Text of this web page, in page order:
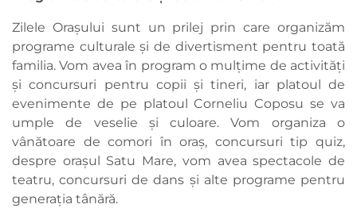
Zilele Orașului sunt un prilej prin care organizăm
programe culturale și de divertisment pentru toată
familia. Vom avea în program o mulțime de activități
și concursuri pentru copii și tineri, iar platoul de
evenimente de pe platoul Corneliu Coposu se va
umple de veselie și culoare. Vom organiza o
vânătoare de comori în oraș, concursuri tip quiz,
despre orașul Satu Mare, vom avea spectacole de
teatru, concursuri de dans și alte programe pentru
generația tânără.